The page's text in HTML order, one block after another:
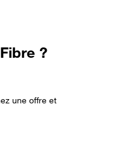
?
une offre et